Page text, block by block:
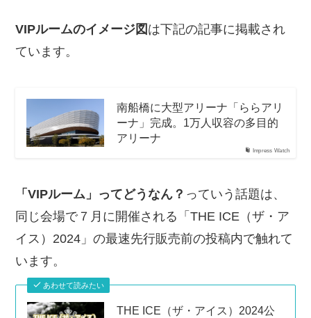
VIPルームのイメージ図 は下記の記事に掲載され
ています。
Impress Watch
南船橋に大型アリーナ「ららアリ
ーナ」完成。1万人収容の多目的
アリーナ
「VIPルーム」ってどうなん？ っていう話題は、
同じ会場で７月に開催される「THE ICE（ザ・ア
イス）2024」の最速先行販売前の投稿内で触れて
います。
あわせて読みたい
THE ICE（ザ・アイス）2024公